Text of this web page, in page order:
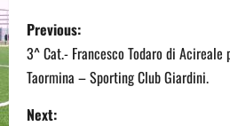
P
o
s
Previous:
3^ Cat.- Francesco Todaro di
Taormina – Sporting Club Giardini.
Next: